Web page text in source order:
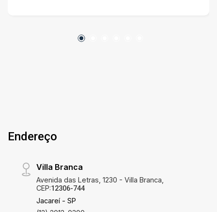
Endereço
Villa Branca
Avenida das Letras, 1230 - Villa Branca,
CEP:12306-744
Jacareí - SP